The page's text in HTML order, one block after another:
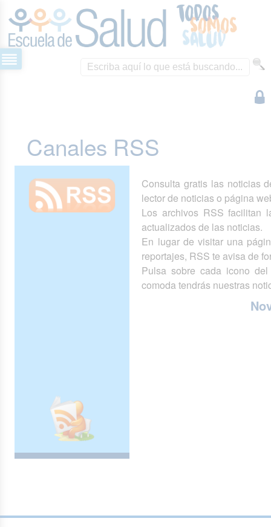
Canales RSS
Consulta gratis las noticias
lector de noticias o página
Los archivos RSS facilitan
actualizados de las noticias.
En lugar de visitar una
reportajes, RSS te avisa de
Pulsa sobre cada icono
comoda tendrás nuestras